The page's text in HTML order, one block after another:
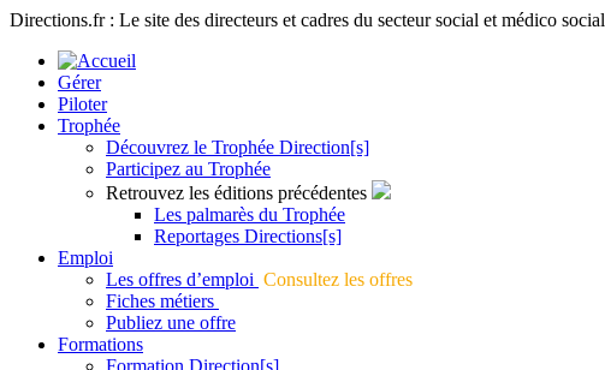
Directions.fr : Le site des directeurs et cadres du secteur social et médico social
Gérer
Piloter
Trophée
Découvrez le Trophée Direction[s]
Participez au Trophée
Retrouvez les éditions précédentes
Les palmarès du Trophée
Reportages Directions[s]
Emploi
Les offres d’emploi Consultez les offres
Fiches métiers
Publiez une offre
Formations
Formation Direction[s]